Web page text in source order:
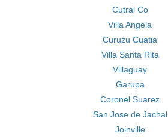
Cutral Co
Villa Angela
Curuzu Cuatia
Villa Santa Rita
Villaguay
Garupa
Coronel Suarez
San Jose de Jachal
Joinville